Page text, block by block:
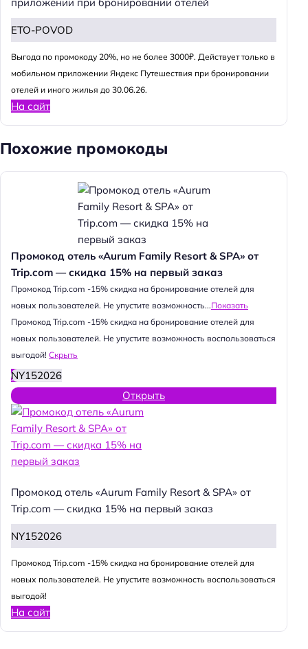
ETO-POVOD
Выгода по промокоду 20%, но не более 3000₽. Действует только в
мобильном приложении Яндекс Путешествия при бронировании
отелей и иного жилья до 30.06.26.
На сайт
Похожие промокоды
Промокод отель «Aurum Family Resort & SPA» от
Trip.com — скидка 15% на первый заказ
Промокод Trip.com -15% скидка на бронирование отелей для
новых пользователей. Не упустите возможность...Показать
Промокод Trip.com -15% скидка на бронирование отелей для
новых пользователей. Не упустите возможность воспользоваться
выгодой! Скрыть
NY152026
Открыть
Промокод отель «Aurum Family Resort & SPA» от
Trip.com — скидка 15% на первый заказ
NY152026
Промокод Trip.com -15% скидка на бронирование отелей для
новых пользователей. Не упустите возможность воспользоваться
выгодой!
На сайт